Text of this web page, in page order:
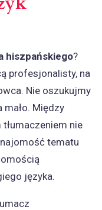
hiszpańskiego?
profesjonalisty, na
Nie oszukujmy
Między
nie
tematu
języka.